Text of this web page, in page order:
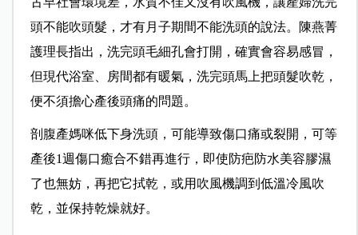
頭不能吹頭髮，才有月子期間不能洗頭的說法。陳燕菁
護理長指出，洗完頭毛細孔會打開，確實會容易感冒，
但現代浴室、房間都有暖氣，洗完頭馬上把頭髮吹乾，
便不須擔心產後頭痛的問題。
剖腹產媽咪低下身洗頭，可能導致傷口痛或裂開，可等
產後1週傷口癒合不錯再進行，即使防疤防水美容膠濕
了也無妨，再把它拭乾，或用吹風機調到低溫冷風吹
乾，並保持乾燥就好。